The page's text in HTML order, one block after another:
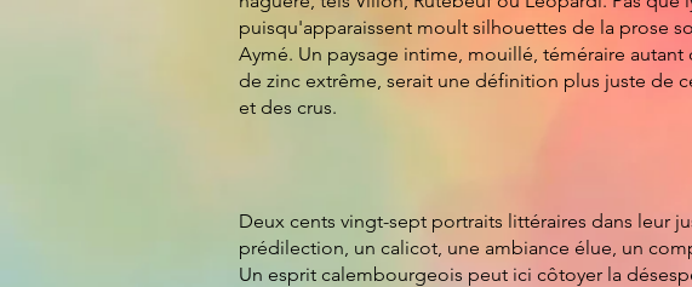
puisqu'apparaissent moult silhouettes de la prose
Aymé. Un paysage intime, mouillé, téméraire
de zinc extrême, serait une définition plus juste de
et des crus.
Deux cents vingt-sept portraits littéraires dans leur
prédilection, un calicot, une ambiance élue, un
Un esprit calembourgeois peut ici côtoyer la